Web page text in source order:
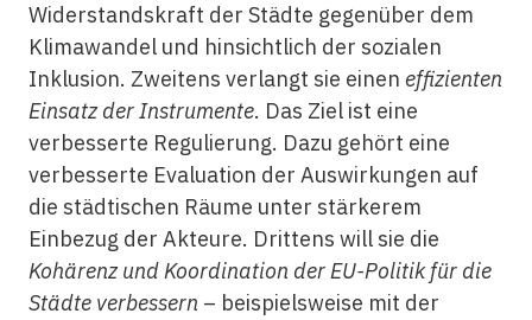
Widerstandskraft der Städte gegenüber dem
Klimawandel und hinsichtlich der sozialen
Inklusion. Zweitens verlangt sie einen effizienten
Einsatz der Instrumente. Das Ziel ist eine
verbesserte Regulierung. Dazu gehört eine
verbesserte Evaluation der Auswirkungen auf
die städtischen Räume unter stärkerem
Einbezug der Akteure. Drittens will sie die
Kohärenz und Koordination der EU-Politik für die
Städte verbessern – beispielsweise mit der